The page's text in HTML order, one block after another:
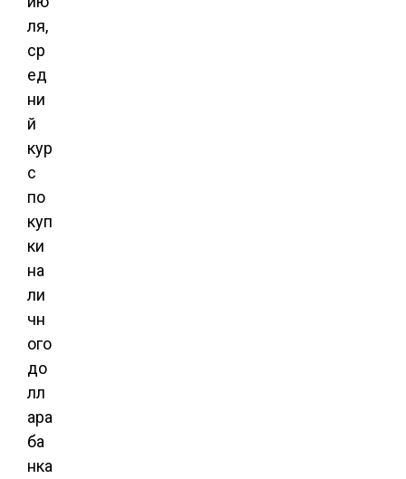
ля,
ср
ед
ни
й
кур
с
по
куп
ки
на
ли
чн
ого
до
лл
ара
ба
нка